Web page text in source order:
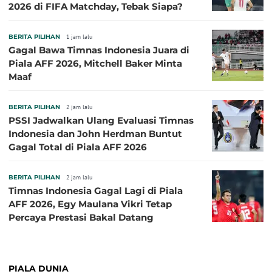
2026 di FIFA Matchday, Tebak Siapa?
BERITA PILIHAN 1 jam lalu
Gagal Bawa Timnas Indonesia Juara di
Piala AFF 2026, Mitchell Baker Minta
Maaf
BERITA PILIHAN 2 jam lalu
PSSI Jadwalkan Ulang Evaluasi Timnas
Indonesia dan John Herdman Buntut
Gagal Total di Piala AFF 2026
BERITA PILIHAN 2 jam lalu
Timnas Indonesia Gagal Lagi di Piala
AFF 2026, Egy Maulana Vikri Tetap
Percaya Prestasi Bakal Datang
PIALA DUNIA